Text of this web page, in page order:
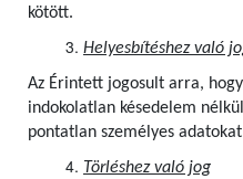
kötött.
Helyesbítéshez való
Az Érintett jogosult arra,
indokolatlan késedelem
pontatlan személyes
Törléshez való jog